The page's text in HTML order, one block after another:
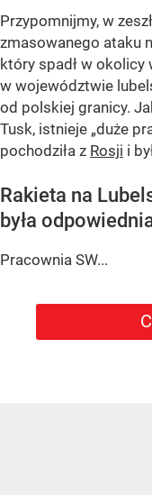
Przypomnijmy, w
zmasowanego ataku
który spadł w okolicy
w województwie
od polskiej granicy.
Tusk, istnieje „duże
pochodziła z Rosji i
Rakieta na
była
Pracownia SW...